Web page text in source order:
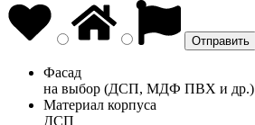
Фасад
на выбор (ДСП, МДФ ПВХ и др.)
Материал корпуса
ДСП